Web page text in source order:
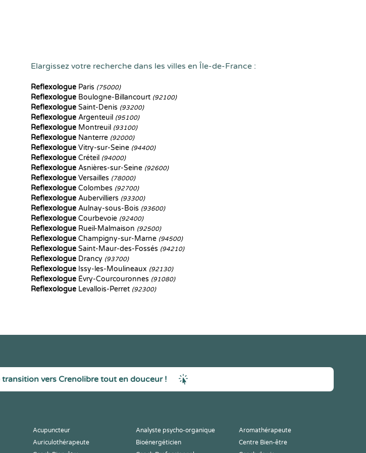
Elargissez votre recherche dans les villes en Île-de-France :
Reflexologue Paris (75000)
Reflexologue Boulogne-Billancourt (92100)
Reflexologue Saint-Denis (93200)
Reflexologue Argenteuil (95100)
Reflexologue Montreuil (93100)
Reflexologue Nanterre (92000)
Reflexologue Vitry-sur-Seine (94400)
Reflexologue Créteil (94000)
Reflexologue Asnières-sur-Seine (92600)
Reflexologue Versailles (78000)
Reflexologue Colombes (92700)
Reflexologue Aubervilliers (93300)
Reflexologue Aulnay-sous-Bois (93600)
Reflexologue Courbevoie (92400)
Reflexologue Rueil-Malmaison (92500)
Reflexologue Champigny-sur-Marne (94500)
Reflexologue Saint-Maur-des-Fossés (94210)
Reflexologue Drancy (93700)
Reflexologue Issy-les-Moulineaux (92130)
Reflexologue Évry-Courcouronnes (91080)
Reflexologue Levallois-Perret (92300)
vers Crenolibre tout en douceur !
Acupuncteur Analyste psycho-organique
Aromathérapeute
Auriculothérapeute Bioénergéticien
Centre Bien-être